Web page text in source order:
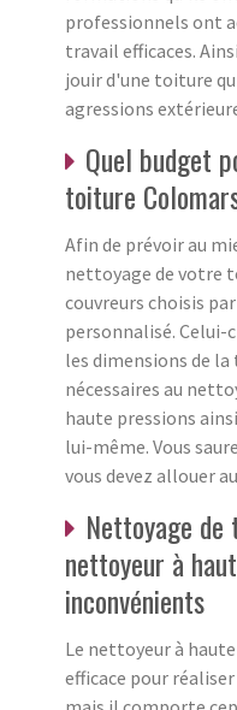
professionnels ont
travail efficaces.
jouir d'une toiture
agressions
Quel budget
toiture
Afin de prévoir au
nettoyage de votre
couvreurs choisis
personnalisé. Celui-
les dimensions de
nécessaires au
haute pressions
lui-même. Vous
vous devez allouer
Nettoyage
nettoyeur à
inconvénients
Le nettoyeur à
efficace pour